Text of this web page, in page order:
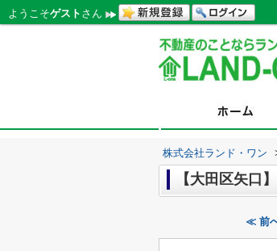
ようこそゲスト さん
株式会社ランド・ワン
【大田区矢口
≪ 前